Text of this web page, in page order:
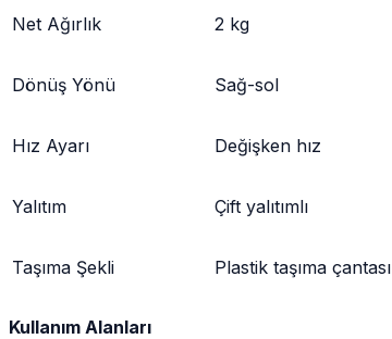
Net Ağırlık 2 kg
Dönüş Yönü Sağ-sol
Hız Ayarı Değişken hız
Yalıtım Çift yalıtımlı
Taşıma Şekli Plastik taşıma çantası
Kullanım Alanları